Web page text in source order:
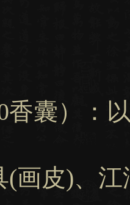
香囊）：
画皮)、江